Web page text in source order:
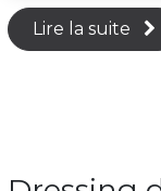
Lire la suite